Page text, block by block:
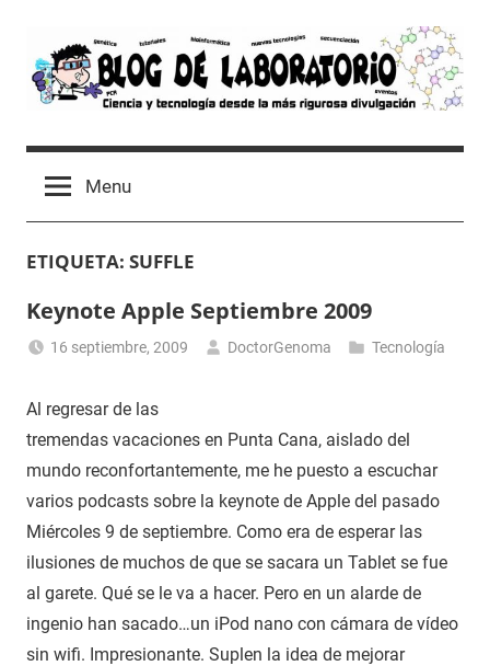
content
Blog
de
Laboratorio
Tutoriales,
Ocio
un
Laboratorio
Molecular
Menu
ETIQUETA: SUFFLE
Keynote Apple Septiembre 2009
16 septiembre, 2009 DoctorGenoma Tecnología
Al regresar de las
tremendas vacaciones en Punta Cana, aislado del
mundo reconfortantemente, me he puesto a escuchar
varios podcasts sobre la keynote de Apple del pasado
Miércoles 9 de septiembre. Como era de esperar las
ilusiones de muchos de que se sacara un Tablet se fue
al garete. Qué se le va a hacer. Pero en un alarde de
ingenio han sacado…un iPod nano con cámara de vídeo
sin wifi. Impresionante. Suplen la idea de mejorar